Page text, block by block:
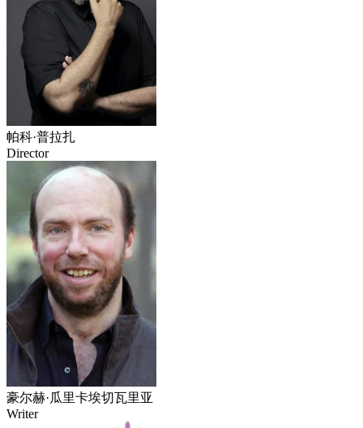
帕科·普拉扎
Director
豪尔赫·瓜里卡埃切瓦里亚
Writer